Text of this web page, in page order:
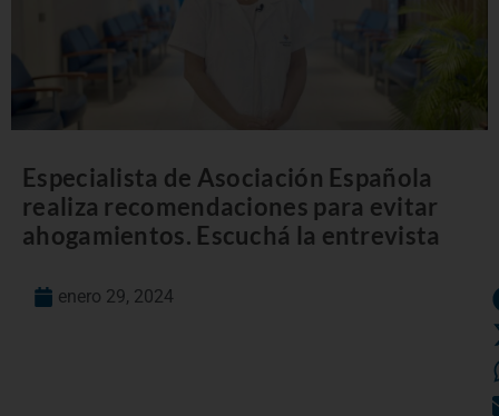
Especialista de Asociación Española
realiza recomendaciones para evitar
ahogamientos. Escuchá la entrevista
enero 29, 2024